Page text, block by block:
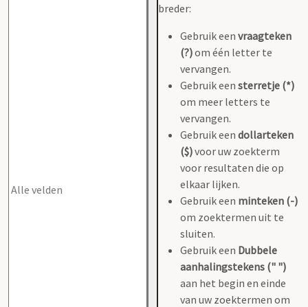
breder:
Gebruik een vraagteken
(?)om één letter te
vervangen.
Gebruik een sterretje (*)
om meer letters te
vervangen.
Gebruik een dollarteken
($)voor uw zoekterm
voor resultaten die op
elkaar lijken.
Gebruik een minteken (-)
om zoektermen uit te
sluiten.
Gebruik een Dubbele
aanhalingstekens (" ")
aan het begin en einde
van uw zoektermen om